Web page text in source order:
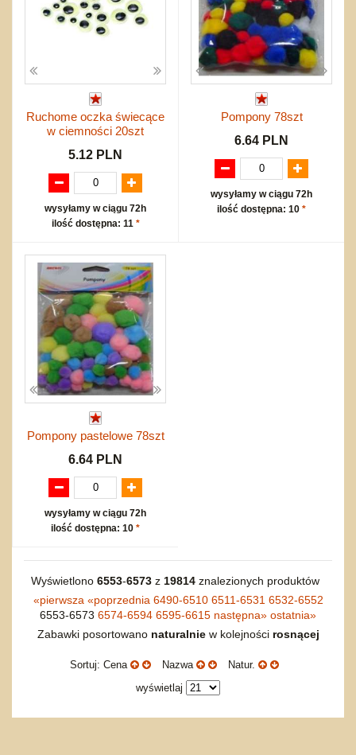
Ruchome oczka świecące
w ciemności 20szt
5.12 PLN
wysyłamy w ciągu 72h
ilość dostępna: 11 *
Pompony 78szt
6.64 PLN
wysyłamy w ciągu 72h
ilość dostępna: 10 *
Pompony pastelowe 78szt
6.64 PLN
wysyłamy w ciągu 72h
ilość dostępna: 10 *
Wyświetlono 6553-6573z 19814znalezionych produktów
«pierwsza «poprzednia 6490-6510 6511-6531 6532-6552
6553-6573 6574-6594 6595-6615 następna» ostatnia»
Zabawki posortowano naturalniew kolejności rosnącej
Sortuj: Cena Nazwa
Natur.
wyświetlaj